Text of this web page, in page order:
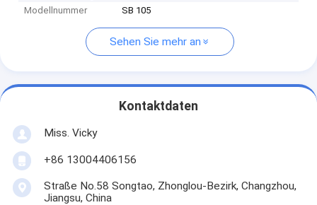
Modellnummer
SB 105
Sehen Sie mehr an
Kontaktdaten
Miss. Vicky
+86 13004406156
Straße No.58 Songtao, Zhonglou-Bezirk, Changzhou,
Jiangsu, China